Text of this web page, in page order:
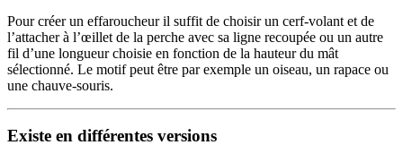
Pour créer un effaroucheur il suffit de choisir un cerf-volant et de
l’attacher à l’œillet de la perche avec sa ligne recoupée ou un autre
fil d’une longueur choisie en fonction de la hauteur du mât
sélectionné. Le motif peut être par exemple un oiseau, un rapace ou
une chauve-souris.
Existe en différentes versions